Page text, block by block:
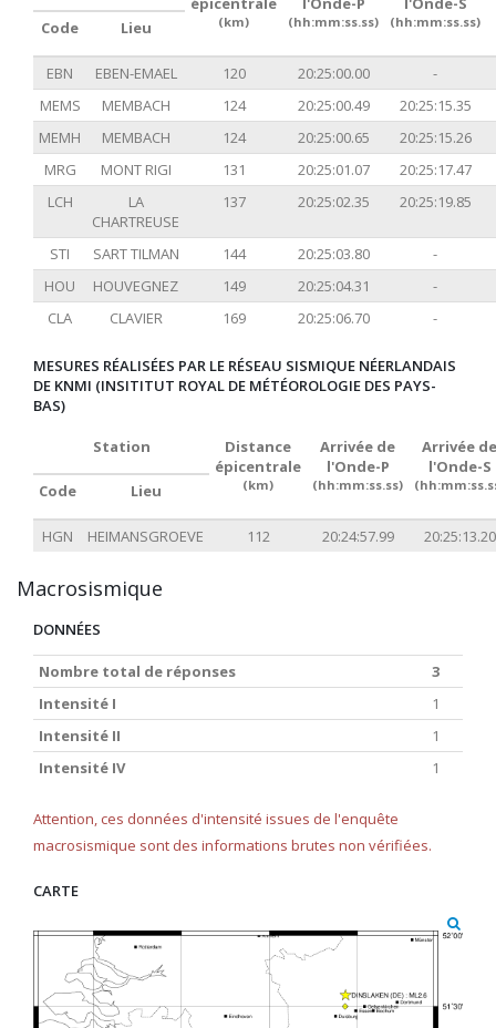
(km) (hh:mm:ss.ss) (hh:mm:ss.ss)
Code Lieu
EBN EBEN-EMAEL 120 20:25:00.00
-
MEMS
MEMBACH 124 20:25:00.49
20:25:15.35
MEMH
MEMBACH 124 20:25:00.65
20:25:15.26
MRG
MONT RIGI 131 20:25:01.07
20:25:17.47
LCH
LA
CHARTREUSE
137 20:25:02.35 20:25:19.85
STI SART TILMAN 144 20:25:03.80
-
HOU
HOUVEGNEZ 149 20:25:04.31
-
CLA
CLAVIER 169 20:25:06.70 -
MESURES RÉALISÉES PAR LE RÉSEAU SISMIQUE NÉERLANDAIS
DE KNMI (INSITITUT ROYAL DE MÉTÉOROLOGIE DES PAYS-
BAS)
Station
Distance
épicentrale
(km)
Arrivée de
l'Onde-P
(hh:mm:ss.ss)
Arrivée de
l'Onde-S
Code Lieu
HGN HEIMANSGROEVE 112 20:24:57.99 20:25:13.20
Macrosismique
DONNÉES
Nombre total de réponses
3
Intensité I
1
Intensité II
1
Intensité IV
1
Attention, ces données d'intensité issues de l'enquête
macrosismique sont des informations brutes non vérifiées.
CARTE